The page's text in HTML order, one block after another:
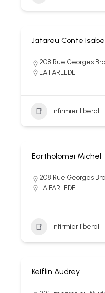
Jatareu Conte
208 Rue Georges
LA FARLEDE
Infirmier liberal
Bartholomei Michel
208 Rue Georges
LA FARLEDE
Infirmier liberal
Keiflin Audrey